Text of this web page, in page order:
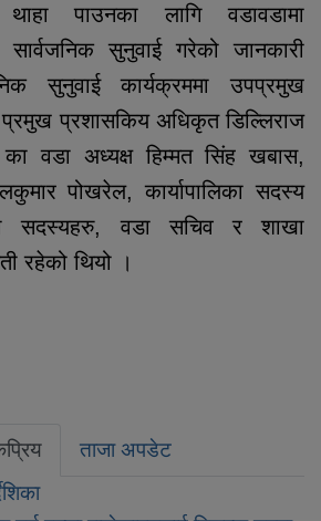
पाउनका लागि वडावडामा
सार्वजनिक सुनुवाई गरेको जानकारी
सुनुवाई कार्यक्रममा उपप्रमुख
प्रमुख प्रशासकिय अधिकृत डिल्लिराज
वडा अध्यक्ष हिम्मत सिंह खबास,
पोखरेल, कार्यापालिका सदस्य
सदस्यहरु, वडा सचिव र शाखा
रहेको थियो ।
ताजा अपडेट